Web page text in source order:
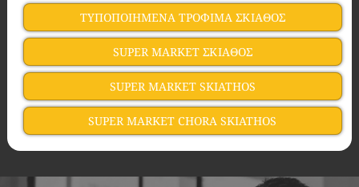
ΤΥΠΟΠΟΙΗΜΕΝΑ ΤΡΟΦΙΜA ΣΚΙΑΘΟΣ
SUPER MARKET ΣΚΙΑΘΟΣ
SUPER MARKET SKIATHOS
SUPER MARKET CHORA SKIATHOS